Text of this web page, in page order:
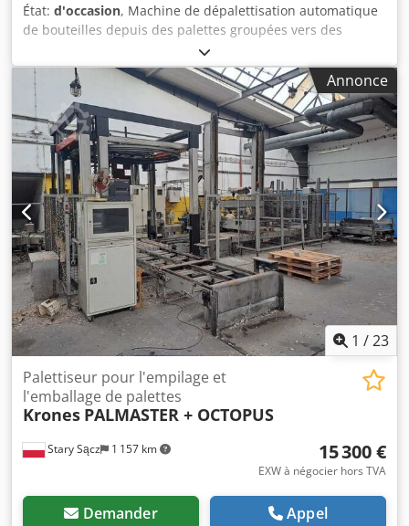
État: d'occasion, Machine de dépalettisation automatique
de bouteilles depuis des palettes groupées vers des
convoyeurs à plaques. Fabricant : KRONES Crsdpeyrf Txsfx
Aitjf Modèle : PALMASTER Année de fabrication : 1996
Machine d'occasion, toujours installée – conforme aux
photos. Documentation technique d'origine. Un palettiseur
KRONES est également disponible à la vente.
Annonce
1 /23
Stary Sącz 1 157 km
Palettiseur pour l'empilage et
l'emballage de palettes
Krones PALMASTER + OCTOPUS
15 300 €
EXW à négocier hors TVA
Demander Appel